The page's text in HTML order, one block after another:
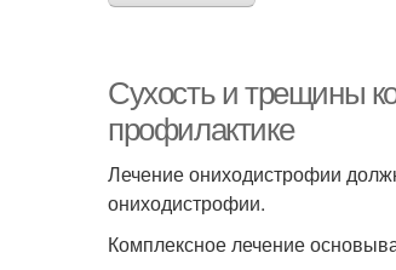
Сухость и трещины
профилактике
Лечение ониходистрофии
ониходистрофии.
Комплексное лечение